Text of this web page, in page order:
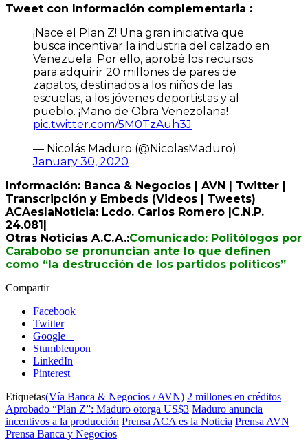
Tweet con Información complementaria :
¡Nace el Plan Z! Una gran iniciativa que
busca incentivar la industria del calzado en
Venezuela. Por ello, aprobé los recursos
para adquirir 20 millones de pares de
zapatos, destinados a los niños de las
escuelas, a los jóvenes deportistas y al
pueblo. ¡Mano de Obra Venezolana!
pic.twitter.com/5M0TzAuh3J
— Nicolás Maduro (@NicolasMaduro)
January 30, 2020
Información: Banca & Negocios | AVN | Twitter |
Transcripción y Embeds (Videos | Tweets)
ACAeslaNoticia: Lcdo. Carlos Romero |C.N.P.
24.081|
Otras Noticias A.C.A.:Comunicado: Politólogos por
Carabobo se pronuncian ante lo que definen
como “la destrucción de los partidos políticos”
Compartir
Facebook
Twitter
Google +
Stumbleupon
LinkedIn
Pinterest
Etiquetas(Vía Banca & Negocios / AVN) 2 millones en créditos
Aprobado “Plan Z”: Maduro otorga US$3 Maduro anuncia
incentivos a la producción Prensa ACA es la Noticia Prensa AVN
Prensa Banca y Negocios